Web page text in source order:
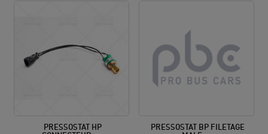
PRESSOSTAT HP
PRESSOSTAT BP FILETAGE